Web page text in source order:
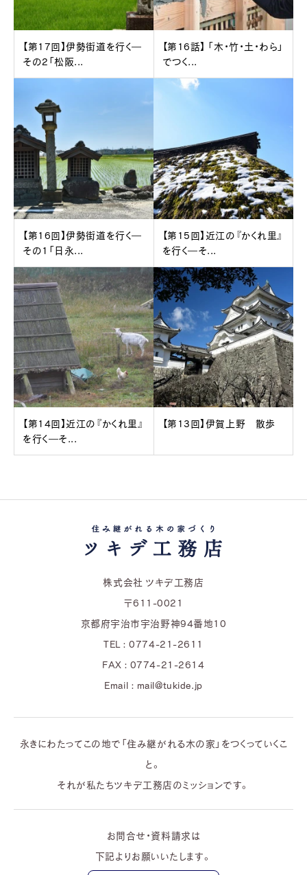
【第17回】伊勢街道を行く―
その2「松阪...
【第16話】 「木・竹・土・わら」
でつく...
【第16回】伊勢街道を行く―
その1「日永...
【第15回】近江の『かくれ里』
を行く―そ...
【第14回】近江の『かくれ里』
を行く―そ...
【第13回】伊賀上野 散歩
株式会社 ツキデ工務店
〒611-0021
京都府宇治市宇治野神94番地10
TEL : 0774-21-2611
FAX : 0774-21-2614
Email : mail@tukide.jp
永きにわたってこの地で「住み継がれる木の家」をつくっていくこ
と。
それが私たちツキデ工務店のミッションです。
お問合せ・資料請求は
下記よりお願いいたします。